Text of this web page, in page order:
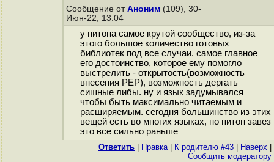
Сообщение от Аноним (109), 30-
Июн-22, 13:04
у питона самое крутой сообщество, из-за
этого большое количество готовых
библиотек под все случаи. самое главное
его достоинство, которое ему помогло
выстрелить - открытость(возможность
внесения PEP), возможность дергать
сишные либы. ну и язык задумывался
чтобы быть максимально читаемым и
расширяемым. сегодня большинство из этих
вещей есть во многих языках, но питон завез
это все сильно раньше
Ответить Правка| К родителю #43 Наверх
Cообщить модератору